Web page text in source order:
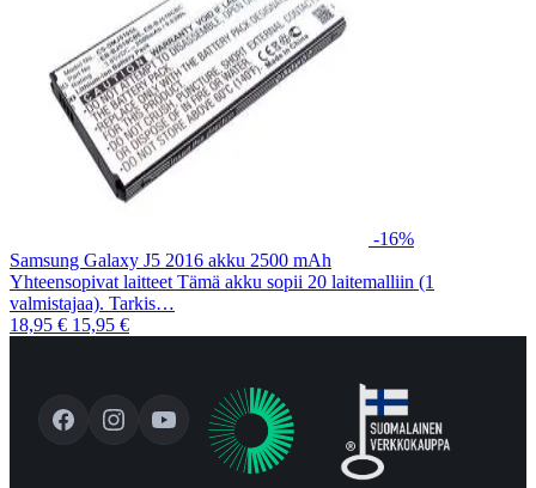
-16%
Samsung Galaxy J5 2016 akku 2500 mAh
Yhteensopivat laitteet Tämä akku sopii 20 laitemalliin (1
valmistajaa). Tarkis…
18,95 € 15,95 €